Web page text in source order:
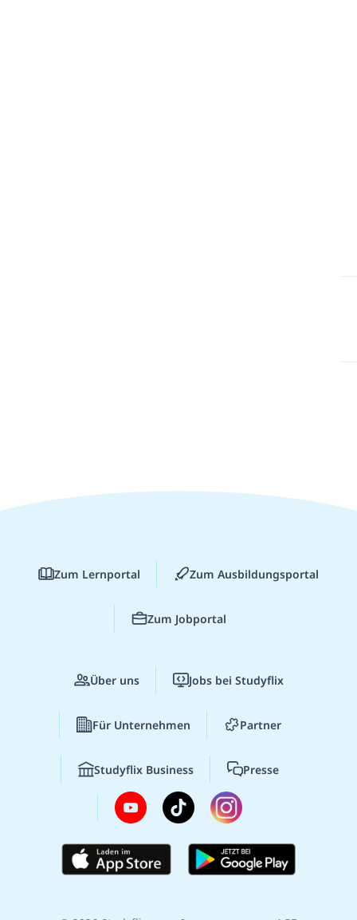
Zum Lernportal Zum Ausbildungsportal
Zum Jobportal
Über uns Jobs bei Studyflix
Für Unternehmen Partner
Studyflix Business Presse